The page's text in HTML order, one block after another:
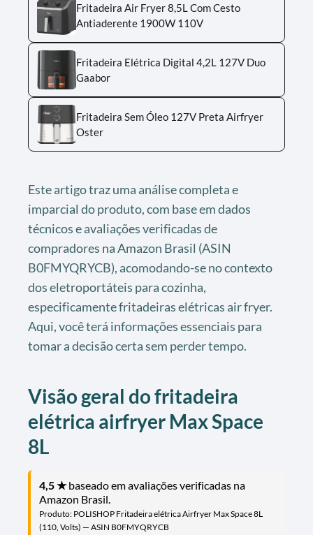
Fritadeira Air Fryer 8,5L Com Cesto
Antiaderente 1900W 110V
Fritadeira Elétrica Digital 4,2L 127V Duo
Gaabor
Fritadeira Sem Óleo 127V Preta Airfryer
Oster
Este artigo traz uma análise completa e
imparcial do produto, com base em dados
técnicos e avaliações verificadas de
compradores na Amazon Brasil (ASIN
B0FMYQRYCB), acomodando-se no contexto
dos eletroportáteis para cozinha,
especificamente fritadeiras elétricas air fryer.
Aqui, você terá informações essenciais para
tomar a decisão certa sem perder tempo.
Visão geral do fritadeira
elétrica airfryer Max Space
8L
4,5 ★baseado em avaliações verificadas na
Amazon Brasil.
Produto: POLISHOP Fritadeira elétrica Airfryer Max Space 8L
(110, Volts) — ASIN B0FMYQRYCB